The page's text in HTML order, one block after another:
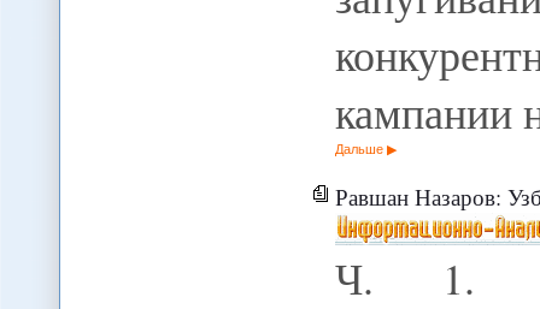
кампании
Дальше
Равшан Назаров:
Ч. 1.